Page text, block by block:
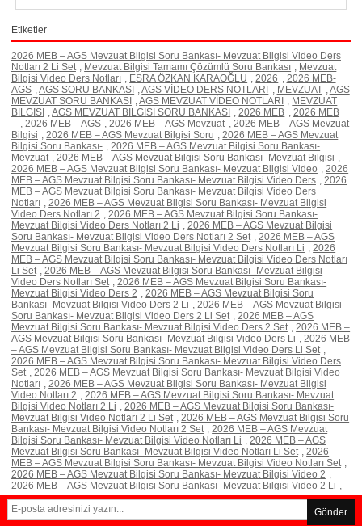
Etiketler
2026 MEB – AGS Mevzuat Bilgisi Soru Bankası- Mevzuat Bilgisi Video Ders
Notları 2 Li Set , Mevzuat Bilgisi Tamamı Çözümlü Soru Bankası , Mevzuat
Bilgisi Video Ders Notları , ESRA ÖZKAN KARAOĞLU , 2026 , 2026 MEB-
AGS ,AGS SORU BANKASI ,AGS VİDEO DERS NOTLARI , MEVZUAT ,AGS
MEVZUAT SORU BANKASI ,AGS MEVZUAT VİDEO NOTLARI , MEVZUAT
BİLGİSİ ,AGS MEVZUAT BİLGİSİ SORU BANKASI , 2026 MEB , 2026 MEB
– , 2026 MEB – AGS , 2026 MEB – AGS Mevzuat , 2026 MEB – AGS Mevzuat
Bilgisi , 2026 MEB – AGS Mevzuat Bilgisi Soru , 2026 MEB – AGS Mevzuat
Bilgisi Soru Bankası- , 2026 MEB – AGS Mevzuat Bilgisi Soru Bankası-
Mevzuat , 2026 MEB – AGS Mevzuat Bilgisi Soru Bankası- Mevzuat Bilgisi ,
2026 MEB – AGS Mevzuat Bilgisi Soru Bankası- Mevzuat Bilgisi Video , 2026
MEB – AGS Mevzuat Bilgisi Soru Bankası- Mevzuat Bilgisi Video Ders , 2026
MEB – AGS Mevzuat Bilgisi Soru Bankası- Mevzuat Bilgisi Video Ders
Notları , 2026 MEB – AGS Mevzuat Bilgisi Soru Bankası- Mevzuat Bilgisi
Video Ders Notları 2 , 2026 MEB – AGS Mevzuat Bilgisi Soru Bankası-
Mevzuat Bilgisi Video Ders Notları 2 Li , 2026 MEB – AGS Mevzuat Bilgisi
Soru Bankası- Mevzuat Bilgisi Video Ders Notları 2 Set , 2026 MEB – AGS
Mevzuat Bilgisi Soru Bankası- Mevzuat Bilgisi Video Ders Notları Li , 2026
MEB – AGS Mevzuat Bilgisi Soru Bankası- Mevzuat Bilgisi Video Ders Notları
Li Set , 2026 MEB – AGS Mevzuat Bilgisi Soru Bankası- Mevzuat Bilgisi
Video Ders Notları Set , 2026 MEB – AGS Mevzuat Bilgisi Soru Bankası-
Mevzuat Bilgisi Video Ders 2 , 2026 MEB – AGS Mevzuat Bilgisi Soru
Bankası- Mevzuat Bilgisi Video Ders 2 Li , 2026 MEB – AGS Mevzuat Bilgisi
Soru Bankası- Mevzuat Bilgisi Video Ders 2 Li Set , 2026 MEB – AGS
Mevzuat Bilgisi Soru Bankası- Mevzuat Bilgisi Video Ders 2 Set , 2026 MEB –
AGS Mevzuat Bilgisi Soru Bankası- Mevzuat Bilgisi Video Ders Li , 2026 MEB
– AGS Mevzuat Bilgisi Soru Bankası- Mevzuat Bilgisi Video Ders Li Set ,
2026 MEB – AGS Mevzuat Bilgisi Soru Bankası- Mevzuat Bilgisi Video Ders
Set , 2026 MEB – AGS Mevzuat Bilgisi Soru Bankası- Mevzuat Bilgisi Video
Notları , 2026 MEB – AGS Mevzuat Bilgisi Soru Bankası- Mevzuat Bilgisi
Video Notları 2 , 2026 MEB – AGS Mevzuat Bilgisi Soru Bankası- Mevzuat
Bilgisi Video Notları 2 Li , 2026 MEB – AGS Mevzuat Bilgisi Soru Bankası-
Mevzuat Bilgisi Video Notları 2 Li Set , 2026 MEB – AGS Mevzuat Bilgisi Soru
Bankası- Mevzuat Bilgisi Video Notları 2 Set , 2026 MEB – AGS Mevzuat
Bilgisi Soru Bankası- Mevzuat Bilgisi Video Notları Li , 2026 MEB – AGS
Mevzuat Bilgisi Soru Bankası- Mevzuat Bilgisi Video Notları Li Set , 2026
MEB – AGS Mevzuat Bilgisi Soru Bankası- Mevzuat Bilgisi Video Notları Set ,
2026 MEB – AGS Mevzuat Bilgisi Soru Bankası- Mevzuat Bilgisi Video 2 ,
2026 MEB – AGS Mevzuat Bilgisi Soru Bankası- Mevzuat Bilgisi Video 2 Li ,
Gönder